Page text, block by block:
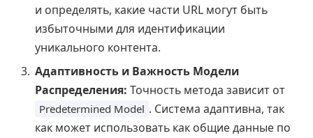
и определять, какие части URL могут быть
избыточными для идентификации
уникального контента.
Адаптивность и Важность Модели
Распределения: Точность метода зависит от
Predetermined Model . Система адаптивна, так
как может использовать как общие данные по